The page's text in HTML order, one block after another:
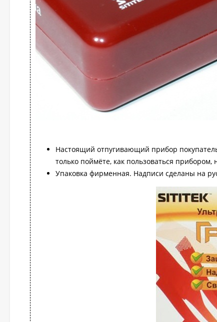
Настоящий отпугивающий прибор
только поймёте, как пользоваться прибором,
Упаковка фирменная. Надписи сделаны на